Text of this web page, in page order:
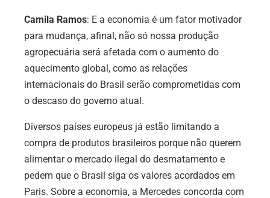
Camila Ramos: E a economia é um fator motivador
para mudança, afinal, não só nossa produção
agropecuária será afetada com o aumento do
aquecimento global, como as relações
internacionais do Brasil serão comprometidas com
o descaso do governo atual.
Diversos países europeus já estão limitando a
compra de produtos brasileiros porque não querem
alimentar o mercado ilegal do desmatamento e
pedem que o Brasil siga os valores acordados em
Paris. Sobre a economia, a Mercedes concorda com